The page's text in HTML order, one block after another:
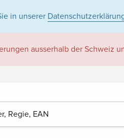
in unserer
ausserhalb der Schweiz